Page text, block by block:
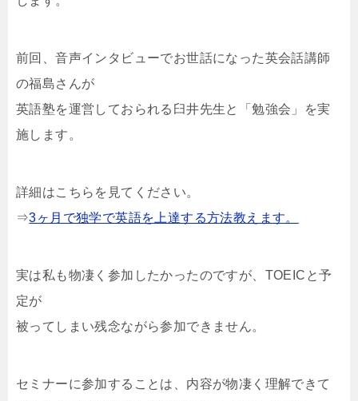
前回、音声インタビューでお世話になった英会話講師
の福島さんが
英語塾を運営しておられる臼井先生と「勉強会」を実
施します。
詳細はこちらを見てください。
⇒3ヶ月で独学で英語を上達する方法教えます。
実は私も物凄く参加したかったのですが、TOEICと予
定が
被ってしまい残念ながら参加できません。
セミナーに参加することは、内容が物凄く理解できて